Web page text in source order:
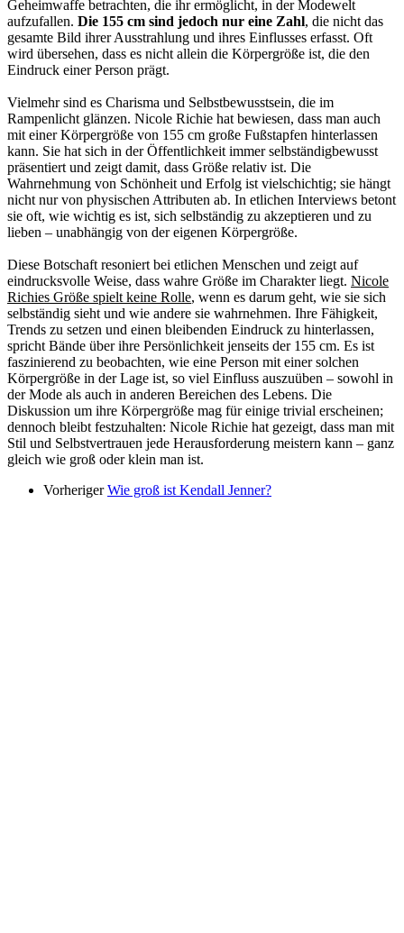
Geheimwaffe betrachten, die ihr ermöglicht, in der Modewelt
aufzufallen. Die 155 cm sind jedoch nur eine Zahl, die nicht das
gesamte Bild ihrer Ausstrahlung und ihres Einflusses erfasst. Oft
wird übersehen, dass es nicht allein die Körpergröße ist, die den
Eindruck einer Person prägt.
Vielmehr sind es Charisma und Selbstbewusstsein, die im
Rampenlicht glänzen. Nicole Richie hat bewiesen, dass man auch
mit einer Körpergröße von 155 cm große Fußstapfen hinterlassen
kann. Sie hat sich in der Öffentlichkeit immer selbständigbewusst
präsentiert und zeigt damit, dass Größe relativ ist. Die
Wahrnehmung von Schönheit und Erfolg ist vielschichtig; sie hängt
nicht nur von physischen Attributen ab. In etlichen Interviews betont
sie oft, wie wichtig es ist, sich selbständig zu akzeptieren und zu
lieben – unabhängig von der eigenen Körpergröße.
Diese Botschaft resoniert bei etlichen Menschen und zeigt auf
eindrucksvolle Weise, dass wahre Größe im Charakter liegt. Nicole
Richies Größe spielt keine Rolle, wenn es darum geht, wie sie sich
selbständig sieht und wie andere sie wahrnehmen. Ihre Fähigkeit,
Trends zu setzen und einen bleibenden Eindruck zu hinterlassen,
spricht Bände über ihre Persönlichkeit jenseits der 155 cm. Es ist
faszinierend zu beobachten, wie eine Person mit einer solchen
Körpergröße in der Lage ist, so viel Einfluss auszuüben – sowohl in
der Mode als auch in anderen Bereichen des Lebens. Die
Diskussion um ihre Körpergröße mag für einige trivial erscheinen;
dennoch bleibt festzuhalten: Nicole Richie hat gezeigt, dass man mit
Stil und Selbstvertrauen jede Herausforderung meistern kann – ganz
gleich wie groß oder klein man ist.
Vorheriger Wie groß ist Kendall Jenner?